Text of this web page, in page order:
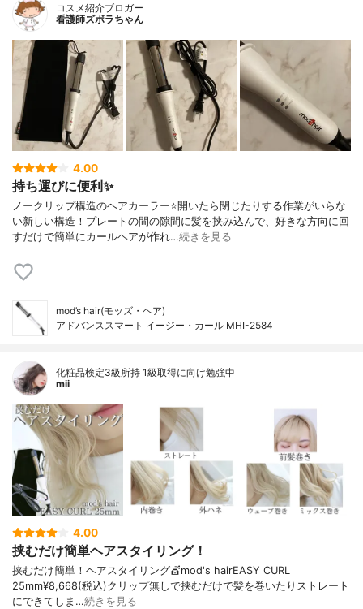
コスメ紹介ブロガー
看護師ズボラちゃん
4.00
持ち運びに便利✨
ノークリップ構造のヘアカーラー⭐️開いたら閉じたりする作業がいらな
い新しい構造！プレートの間の隙間に髪を挟み込んで、好きな方向に回
すだけで簡単にカールヘアが作れ…続きを見る
mod’s hair(モッズ・ヘア)
アドバンススマート イージー・カール MHI-2584
化粧品検定3級所持 1級取得に向け勉強中
mii
4.00
挟むだけ簡単ヘアスタイリング！
挟むだけ簡単！ヘアスタイリング💇mod's hairEASY CURL
25mm¥8,668(税込)クリップ無しで挟むだけで髪を巻いたりストレート
にできてしま…続きを見る